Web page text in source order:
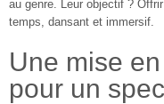
au genre. Leur objectif ?
temps, dansant et immersif.
Une mise
pour un